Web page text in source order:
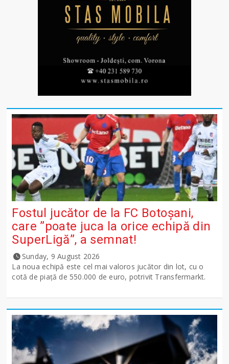
Fostul jucător de la FC Botoșani,
care ”poate juca la orice echipă din
SuperLigă”, a semnat!
Sunday, 9 August 2026
La noua echipă este cel mai valoros jucător din lot, cu o
cotă de piață de 550.000 de euro, potrivit Transfermarkt.